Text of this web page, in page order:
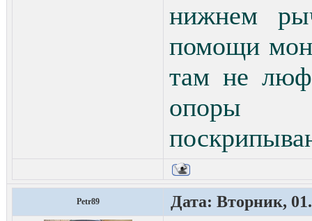
нижнем
помощи
там не
опоры
Petr89 Дата: Вторник,